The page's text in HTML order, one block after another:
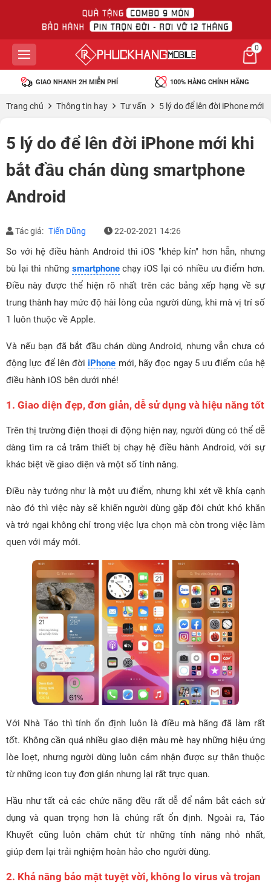
0
GIAO NHANH 2H MIỄN PHÍ 100% HÀNG CHÍNH HÃNG
Trang chủ Thông tin hay Tư vấn 5 lý do để lên đời iPhone mới
5 lý do để lên đời iPhone mới khi
bắt đầu chán dùng smartphone
Android
Tác giả: Tiến Dũng 22-02-2021 14:26
So với hệ điều hành Android thì iOS "khép kín" hơn hẵn, nhưng
bù lại thì những smartphonechạy iOS lại có nhiều ưu điểm hơn.
Điều này được thể hiện rõ nhất trên các bảng xếp hạng về sự
trung thành hay mức độ hài lòng của người dùng, khi mà vị trí số
1 luôn thuộc về Apple.
Và nếu bạn đã bắt đầu chán dùng Android, nhưng vẫn chưa có
động lực để lên đời iPhone mới, hãy đọc ngay 5 ưu điểm của hệ
điều hành iOS bên dưới nhé!
1. Giao diện đẹp, đơn giản, dễ sử dụng và hiệu năng tốt
Trên thị trường điện thoại di động hiện nay, người dùng có thể dễ
dàng tìm ra cả trăm thiết bị chạy hệ điều hành Android, với sự
khác biệt về giao diện và một số tính năng.
Điều này tưởng như là một ưu điểm, nhưng khi xét về khía cạnh
nào đó thì việc này sẽ khiến người dùng gặp đôi chút khó khăn
và trở ngại không chỉ trong việc lựa chọn mà còn trong việc làm
quen với máy mới.
Với Nhà Táo thì tính ổn định luôn là điều mà hãng đã làm rất
tốt. Không cần quá nhiều giao diện màu mè hay những hiệu ứng
lòe loẹt, nhưng người dùng luôn cảm nhận được sự thân thuộc
từ những icon tuy đơn giản nhưng lại rất trực quan.
Hầu như tất cả các chức năng đều rất dễ để nắm bắt cách sử
dụng và quan trọng hơn là chúng rất ổn định. Ngoài ra, Táo
Khuyết cũng luôn chăm chút từ những tính năng nhỏ nhất,
giúp đem lại trải nghiệm hoàn hảo cho người dùng.
2. Khả năng bảo mật tuyệt vời, không lo virus và trojan